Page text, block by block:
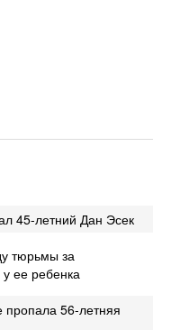
45-летний Дан Эсек
тюрьмы за
ее ребенка
пропала 56-летняя